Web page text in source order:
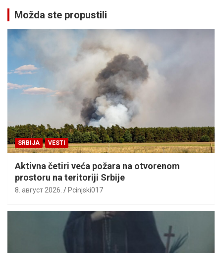
Možda ste propustili
SRBIJA VESTI
Aktivna četiri veća požara na otvorenom
prostoru na teritoriji Srbije
8. август 2026. Pcinjski017